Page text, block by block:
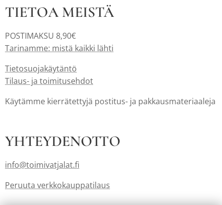
TIETOA MEISTÄ
POSTIMAKSU 8,90€
Tarinamme: mistä kaikki lähti
Tietosuojakäytäntö
Tilaus- ja toimitusehdot
Käytämme kierrätettyjä postitus- ja pakkausmateriaaleja
YHTEYDENOTTO
info@toimivatjalat.fi
Peruuta verkkokauppatilaus